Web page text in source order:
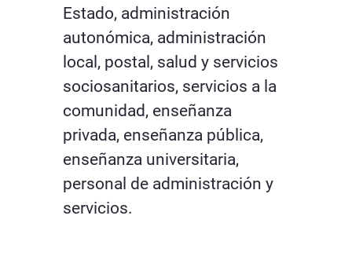
Estado, administración
autonómica, administración
local, postal, salud y servicios
sociosanitarios, servicios a la
comunidad, enseñanza
privada, enseñanza pública,
enseñanza universitaria,
personal de administración y
servicios.